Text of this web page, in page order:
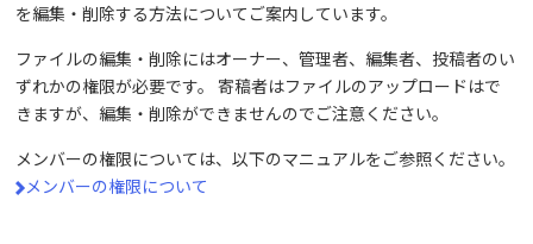
を編集・削除する方法についてご案内しています。
ファイルの編集・削除にはオーナー、管理者、編集者、投稿者のい
ずれかの権限が必要です。 寄稿者はファイルのアップロードはで
きますが、編集・削除ができませんのでご注意ください。
メンバーの権限については、以下のマニュアルをご参照ください。
メンバーの権限について